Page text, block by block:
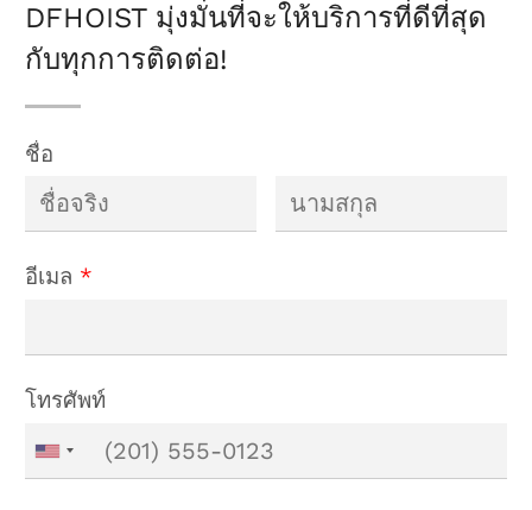
DFHOIST มุ่งมั่นที่จะให้บริการที่ดีที่สุด
กับทุกการติดต่อ!
ชื่อ
อีเมล *
โทรศัพท์